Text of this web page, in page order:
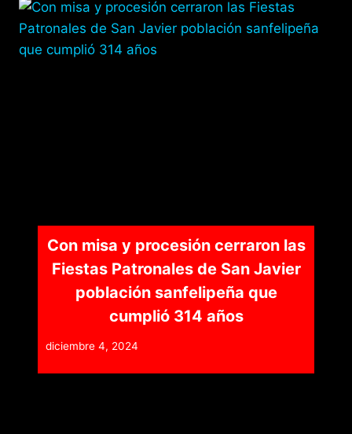
Con misa y procesión cerraron las
Fiestas Patronales de San Javier
población sanfelipeña que
cumplió 314 años
diciembre 4, 2024